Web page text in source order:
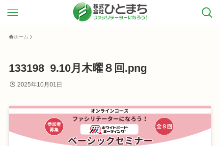
ホーム
133198_9.10月木曜８回.png
2025年10月01日